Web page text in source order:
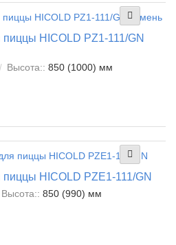
HICOLD PZ1-111/GN
Высота:: 850 (1000) мм
HICOLD PZE1-111/GN
Высота:: 850 (990) мм